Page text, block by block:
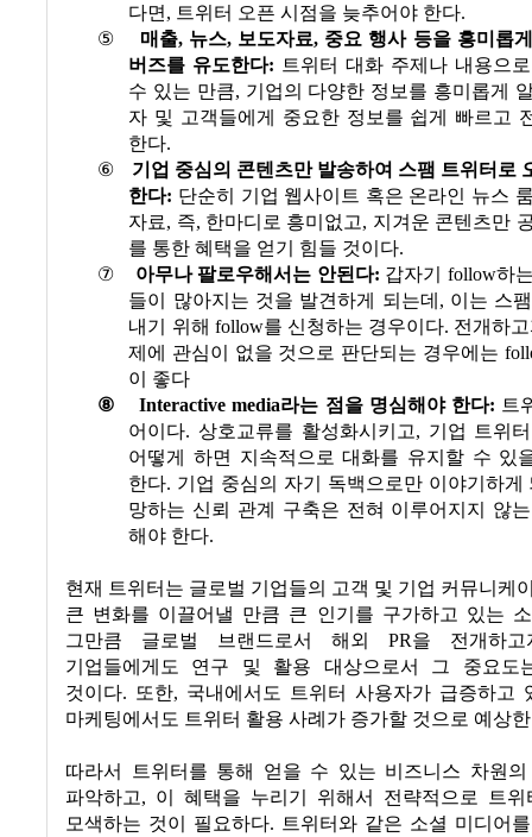
다면, 트위터 오픈 시점을 늦추어야 한다.
⑤
매출, 뉴스, 보도자료, 중요 행사 등을 흥미롭
버즈를 유도한다: 트위터 대화 주제나 내용으
수 있는 만큼, 기업의 다양한 정보를 흥미롭게
자 및 고객들에게 중요한 정보를 쉽게 빠르고
한다.
⑥
기업 중심의 콘텐츠만 발송하여 스팸 트위터로
한다: 단순히 기업 웹사이트 혹은 온라인 뉴스
자료, 즉, 한마디로 흥미없고, 지겨운 콘텐츠만
를 통한 혜택을 얻기 힘들 것이다.
⑦
아무나 팔로우해서는 안된다: 갑자기 follow하
들이 많아지는 것을 발견하게 되는데 , 이는 스
내기 위해 follow를 신청하는 경우이다. 전개하
제에 관심이 없을 것으로 판단되는 경우에는
이 좋다
⑧
Interactive media라는 점을 명심해야 한다: 트
어이다.상호교류를 활성화시키고, 기업 트위
어떻게 하면 지속적으로 대화를 유지할 수 있
한다. 기업 중심의 자기 독백으로만 이야기하게
망하는 신뢰 관계 구축은 전혀 이루어지지 않
해야 한다.
현재 트위터는 글로벌 기업들의 고객 및 기업 커뮤니케
큰 변화를 이끌어낼 만큼 큰 인기를 구가하고 있는
그만큼 글로벌 브랜드로서 해외
PR을 전개하
기업들에게도 연구 및 활용 대상으로서 그 중요도
것이다. 또한, 국내에서도 트위터 사용자가 급증하고
마케팅에서도 트위터 활용 사례가 증가할 것으로 예상
따라서 트위터를 통해 얻을 수 있는 비즈니스 차원
파악하고, 이 혜택을 누리기 위해서 전략적으로 트
모색하는 것이 필요하다. 트위터와 같은 소셜 미디어